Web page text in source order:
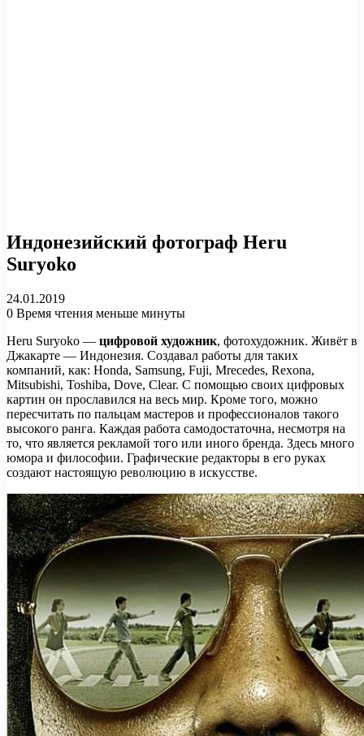
Индонезийский фотограф Heru
Suryoko
24.01.2019
0 Время чтения меньше минуты
Heru Suryoko — цифровой художник, фотохудожник. Живёт в
Джакарте — Индонезия. Создавал работы для таких
компаний, как: Honda, Samsung, Fuji, Mrecedes, Rexona,
Mitsubishi, Toshiba, Dove, Clear. С помощью своих цифровых
картин он прославился на весь мир. Кроме того, можно
пересчитать по пальцам мастеров и профессионалов такого
высокого ранга. Каждая работа самодостаточна, несмотря на
то, что является рекламой того или иного бренда. Здесь много
юмора и философии. Графические редакторы в его руках
создают настоящую революцию в искусстве.